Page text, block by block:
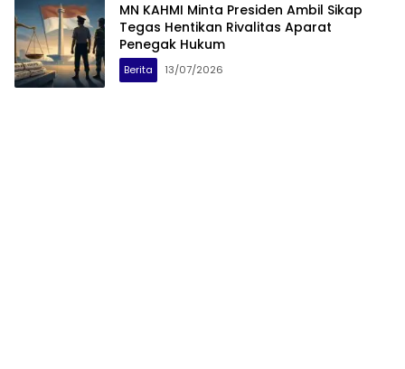
MN KAHMI Minta Presiden Ambil Sikap
Tegas Hentikan Rivalitas Aparat
Penegak Hukum
Berita 13/07/2026